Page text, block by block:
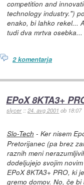
competition and
technology industry.")
enako, bi lahko rekel...
tudi dva mrtva
2 komentarja
EPoX 8KTA3+
slycer ::24. avg 2001 ob 18:07
Slo-Tech - Ker nisem
Pretorijanec (pa brez
raznih meni
dodeljujejo svojim
EPoX 8KTA3+ PRO, ki
gremo domov. No, če